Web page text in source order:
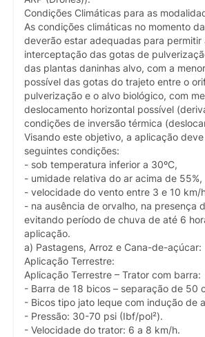
Condições Climáticas para as
As condições climáticas no momento
deverão estar adequadas para permitir
interceptação das gotas de
das plantas daninhas alvo, com a
possível das gotas do trajeto entre o
pulverização e o alvo biológico, com
deslocamento horizontal possível
condições de inversão térmica
Visando este objetivo, a aplicação
seguintes condições:
- sob temperatura inferior a 30ºC,
- umidade relativa do ar acima de 55%,
- velocidade do vento entre 3 e 10 km/
- na ausência de orvalho, na presença
evitando período de chuva de até 6
aplicação.
a) Pastagens, Arroz e Cana-de-açúcar:
Aplicação Terrestre:
Aplicação Terrestre – Trator com barra:
- Barra de 18 bicos – separação de 50
- Bicos tipo jato leque com indução de
- Pressão: 30-70 psi (Ibf/pol²).
- Velocidade do trator: 6 a 8 km/h.